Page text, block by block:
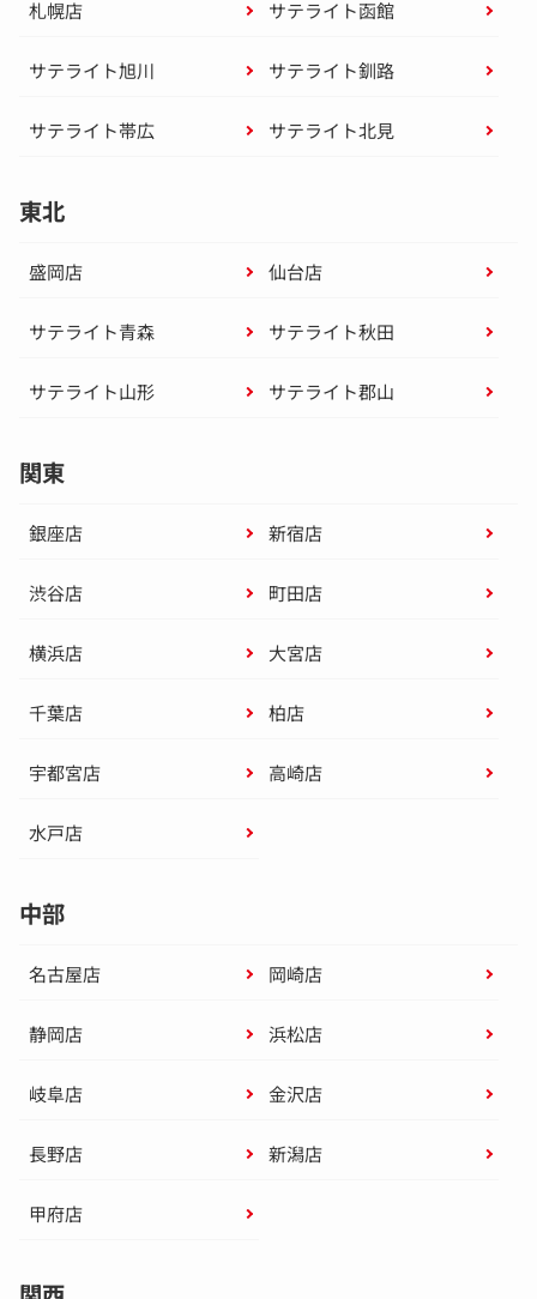
札幌店 サテライト函館
サテライト旭川 サテライト釧路
サテライト帯広 サテライト北見
東北
盛岡店 仙台店
サテライト青森 サテライト秋田
サテライト山形 サテライト郡山
関東
銀座店 新宿店
渋谷店 町田店
横浜店 大宮店
千葉店 柏店
宇都宮店 高崎店
水戸店
中部
名古屋店 岡崎店
静岡店 浜松店
岐阜店 金沢店
長野店 新潟店
甲府店